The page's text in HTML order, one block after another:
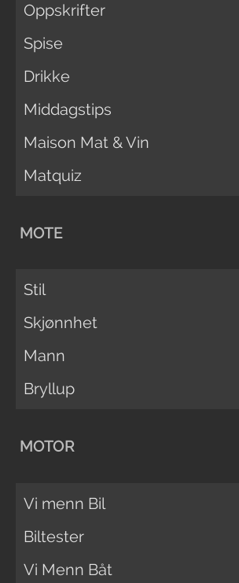
Oppskrifter
Spise
Drikke
Middagstips
Maison Mat & Vin
Matquiz
MOTE
Stil
Skjønnhet
Mann
Bryllup
MOTOR
Vi menn Bil
Biltester
Vi Menn Båt